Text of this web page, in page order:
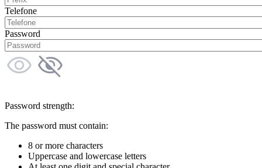
Telefone
Password
Password strength:
The password must contain:
8 or more characters
Uppercase and lowercase letters